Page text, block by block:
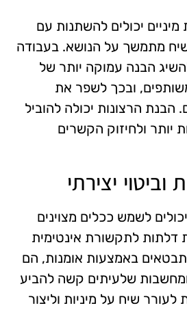
מיניים יכולים להשתנות עם
שיח מתמשך על הנושא. בעבודה
הבנה עמוקה יותר של
ובכך לשפר את
הבנת הרצונות יכולה להוביל
יותר ולחיזוק הקשרים
יצירתי
יכולים לשמש ככלים מצוינים
דלתות לתקשורת אינטימית
באמצעות אומנות, הם
שלעיתים קשה להביע
לעורר שיח על מיניות וליצור